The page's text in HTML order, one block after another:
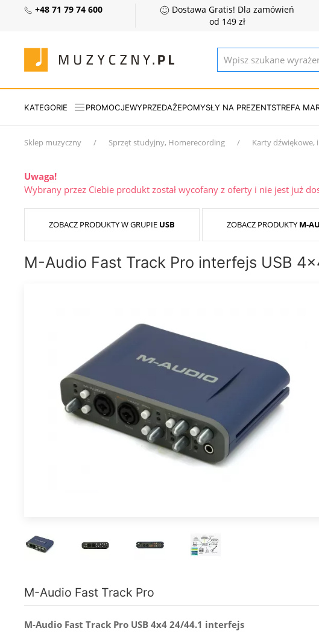
+48 71 79 74 600
Dostawa Gratis! Dla zamówień
od 149 zł
KATEGORIE PROMOCJEWYPRZEDAŻEPOMYSŁY NA PREZENTSTREFA
Sklep muzyczny Sprzęt studyjny, Homerecording Karty dźwiękowe,
Uwaga!
Wybrany przez Ciebie produkt został wycofany z oferty i nie jest już
ZOBACZ PRODUKTY W GRUPIE USB ZOBACZ PRODUKTY M-
M-Audio Fast Track Pro interfejs USB
M-Audio Fast Track Pro
M-Audio Fast Track Pro USB 4x4 24/44.1 interfejs